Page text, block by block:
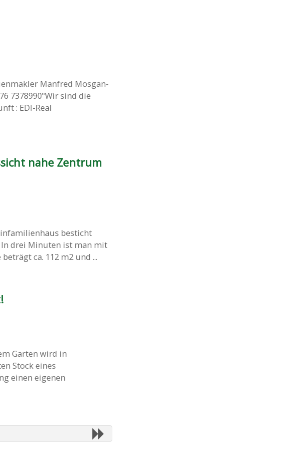
Manfred Mosgan-
7378990"Wir sind die
: EDI-Real
nahe Zentrum
besticht
In drei Minuten ist man mit
ca. 112 m2 und ...
Garten wird in
Stock eines
einen eigenen